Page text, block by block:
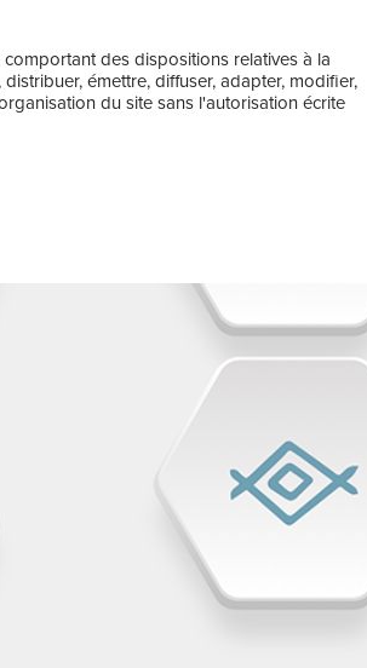
des dispositions relatives à la
émettre, diffuser, adapter, modifier,
du site sans l'autorisation écrite